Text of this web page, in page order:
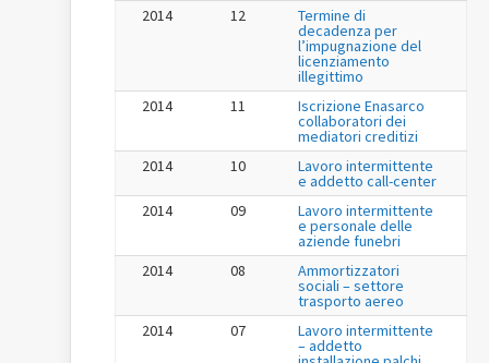
2014
12 Termine di
decadenza per
l’impugnazione del
licenziamento
illegittimo
2014
11 Iscrizione Enasarco
collaboratori dei
mediatori creditizi
2014
10 Lavoro intermittente
e addetto call-center
2014
09 Lavoro intermittente
e personale delle
aziende funebri
2014
08 Ammortizzatori
sociali – settore
trasporto aereo
2014
07 Lavoro intermittente
– addetto